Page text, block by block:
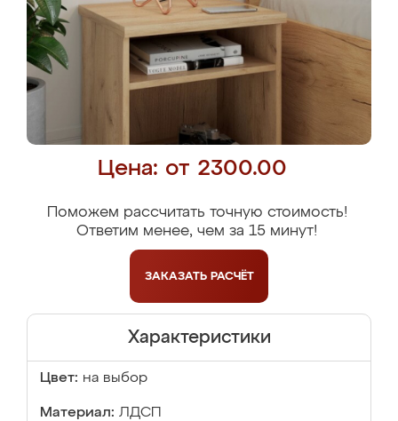
Цена: от 2300.00
Поможем рассчитать точную стоимость!
Ответим менее, чем за 15 минут!
ЗАКАЗАТЬ РАСЧЁТ
Характеристики
Цвет: на выбор
Материал: ЛДСП